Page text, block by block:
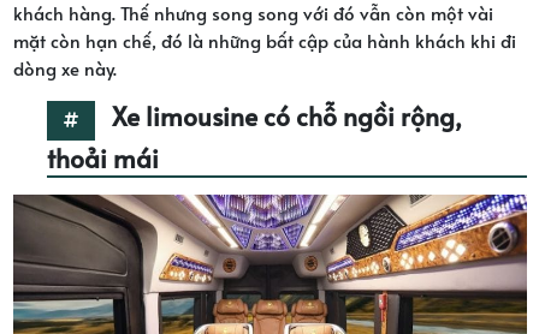
khách hàng. Thế nhưng song song với đó vẫn còn một vài
mặt còn hạn chế, đó là những bất cập của hành khách khi đi
dòng xe này.
Xe limousine có chỗ ngồi rộng,
thoải mái